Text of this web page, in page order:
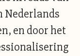
Nederlands
en door het